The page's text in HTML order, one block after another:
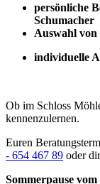
persönliche
Schumacher
Auswahl
individuelle
Ob im Schloss
kennenzulernen.
Euren
- 654 467 89 oder
Sommerpause